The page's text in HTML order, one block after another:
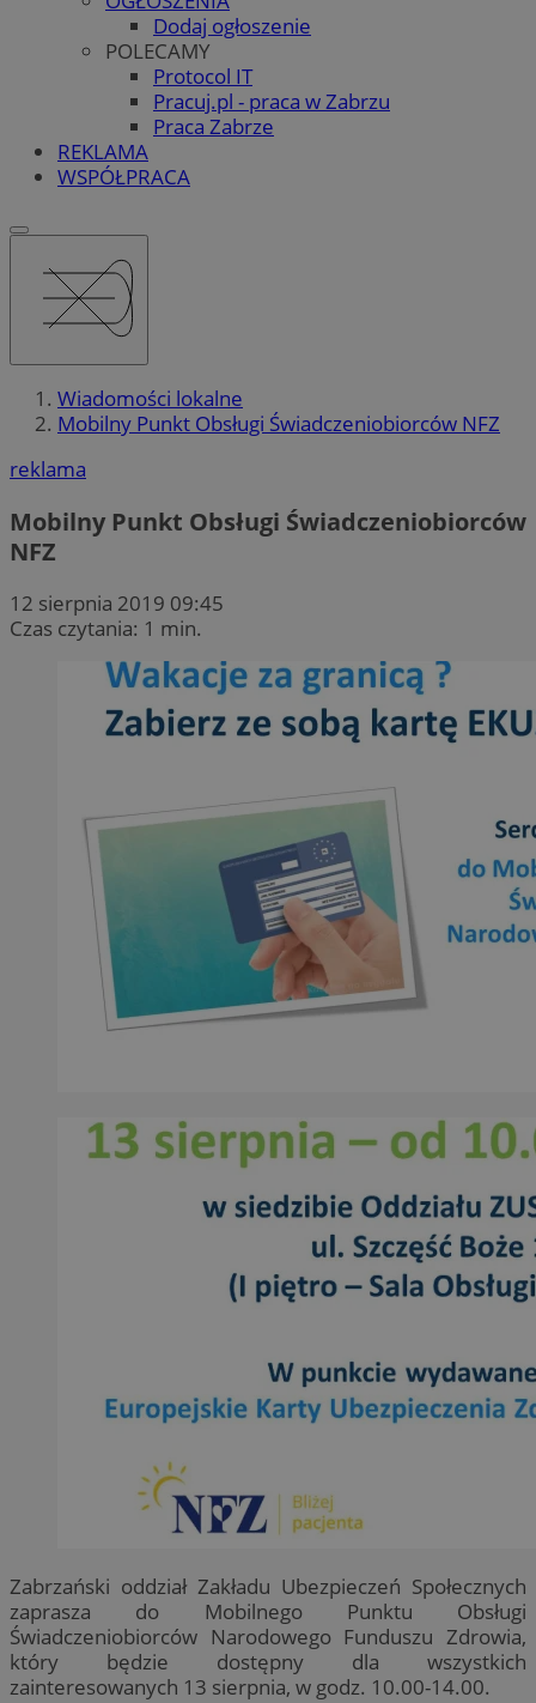
Dodaj ogłoszenie
POLECAMY
Protocol IT
Pracuj.pl - praca w Zabrzu
Praca Zabrze
REKLAMA
WSPÓŁPRACA
Wiadomości lokalne
Mobilny Punkt Obsługi Świadczeniobiorców NFZ
reklama
Mobilny Punkt Obsługi Świadczeniobiorców
NFZ
12 sierpnia 2019 09:45
Czas czytania: 1 min.
Zabrzański oddział Zakładu Ubezpieczeń Społecznych
zaprasza do Mobilnego Punktu Obsługi
Świadczeniobiorców Narodowego Funduszu Zdrowia,
który będzie dostępny dla wszystkich
zainteresowanych 13 sierpnia, w godz. 10.00-14.00.